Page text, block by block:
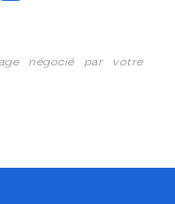
négocié par votre